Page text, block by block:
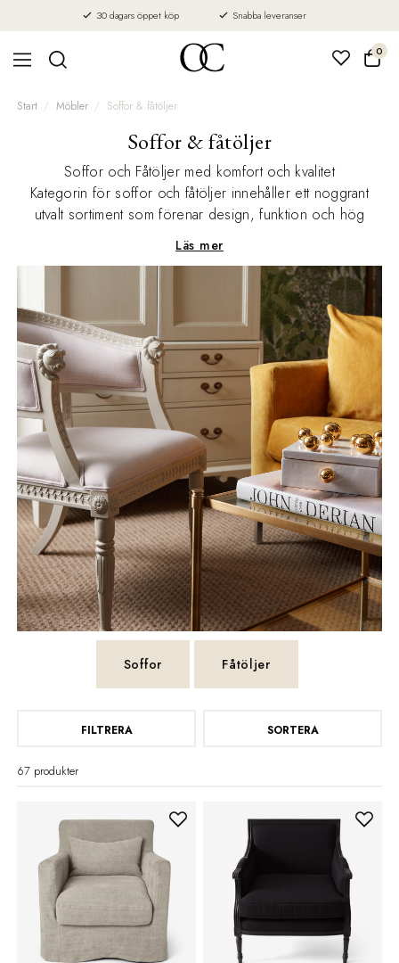
30 dagars öppet köp Snabba leveranser
0
Start Möbler Soffor & fåtöljer
Soffor & fåtöljer
Soffor och Fåtöljer med komfort och kvalitet
Kategorin för soffor och fåtöljer innehåller ett noggrant
utvalt sortiment som förenar design, funktion och hög
komfort. Utbudet består av svenska designklassiker,
internationella formgivare och en egen kollektion som
kännetecknas av tidlös estetik och genomtänkt kvalitet.
Vi har allt från klassiska 2-sits- och 3-sitssoffor till rymliga 4-
sittsoffor och stilrena fåtöljer i olika material och
utföranden. Varje modell är framtagen med fokus på
hållbarhet, komfort och formkänsla med inspiration hämtad
från både skandinaviska och globala designtraditioner.
Samtliga soffor och fåtöljer tillverkas med material av hög
kvalitet, noga utvalda för lång livslängd och en behaglig
sittupplevelse. Sortimentet passar lika bra i moderna hem
som i mer klassiska inredningsmiljöer.
Utforska ett brett sortiment av designsoffor och fåtöljer
med fokus på form, komfort och hantverk
Läs mer
Soffor Fåtöljer
FILTRERA SORTERA
67 produkter